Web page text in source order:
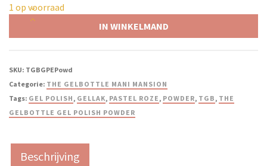
1 op voorraad
IN WINKELMAND
SKU: TGBGPEPowd
Categorie: THE GELBOTTLE MANI MANSION
Tags: GEL POLISH, GELLAK, PASTEL ROZE, POWDER, TGB, THE
GELBOTTLE GEL POLISH POWDER
Beschrijving